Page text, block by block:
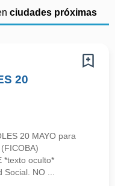
ciudades próximas
20
20 MAYO para
*texto oculto*
NO ...